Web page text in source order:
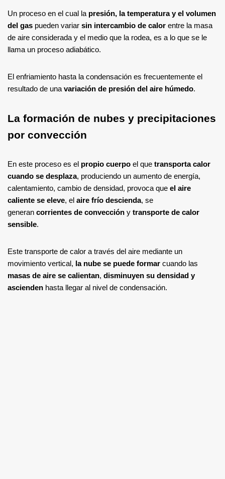
Un proceso en el cual la presión, la temperatura y el volumen
del gas pueden variar sin intercambio de calor entre la masa
de aire considerada y el medio que la rodea, es a lo que se le
llama un proceso adiabático.
El enfriamiento hasta la condensación es frecuentemente el
resultado de una variación de presión del aire húmedo.
La formación de nubes y precipitaciones
por convección
En este proceso es el propio cuerpo el que transporta calor
cuando se desplaza, produciendo un aumento de energía,
calentamiento, cambio de densidad, provoca que el aire
caliente se eleve, el aire frío descienda, se
generan corrientes de convección y transporte de calor
sensible.
Este transporte de calor a través del aire mediante un
movimiento vertical, la nube se puede formar cuando las
masas de aire se calientan, disminuyen su densidad y
ascienden hasta llegar al nivel de condensación.